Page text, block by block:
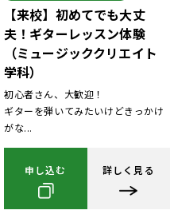
【来校】初めてでも大丈
夫！ギターレッスン体験
（ミュージッククリエイト
学科）
初心者さん、大歓迎！
ギターを弾いてみたいけどきっかけ
がな...
申し込む 詳しく見る